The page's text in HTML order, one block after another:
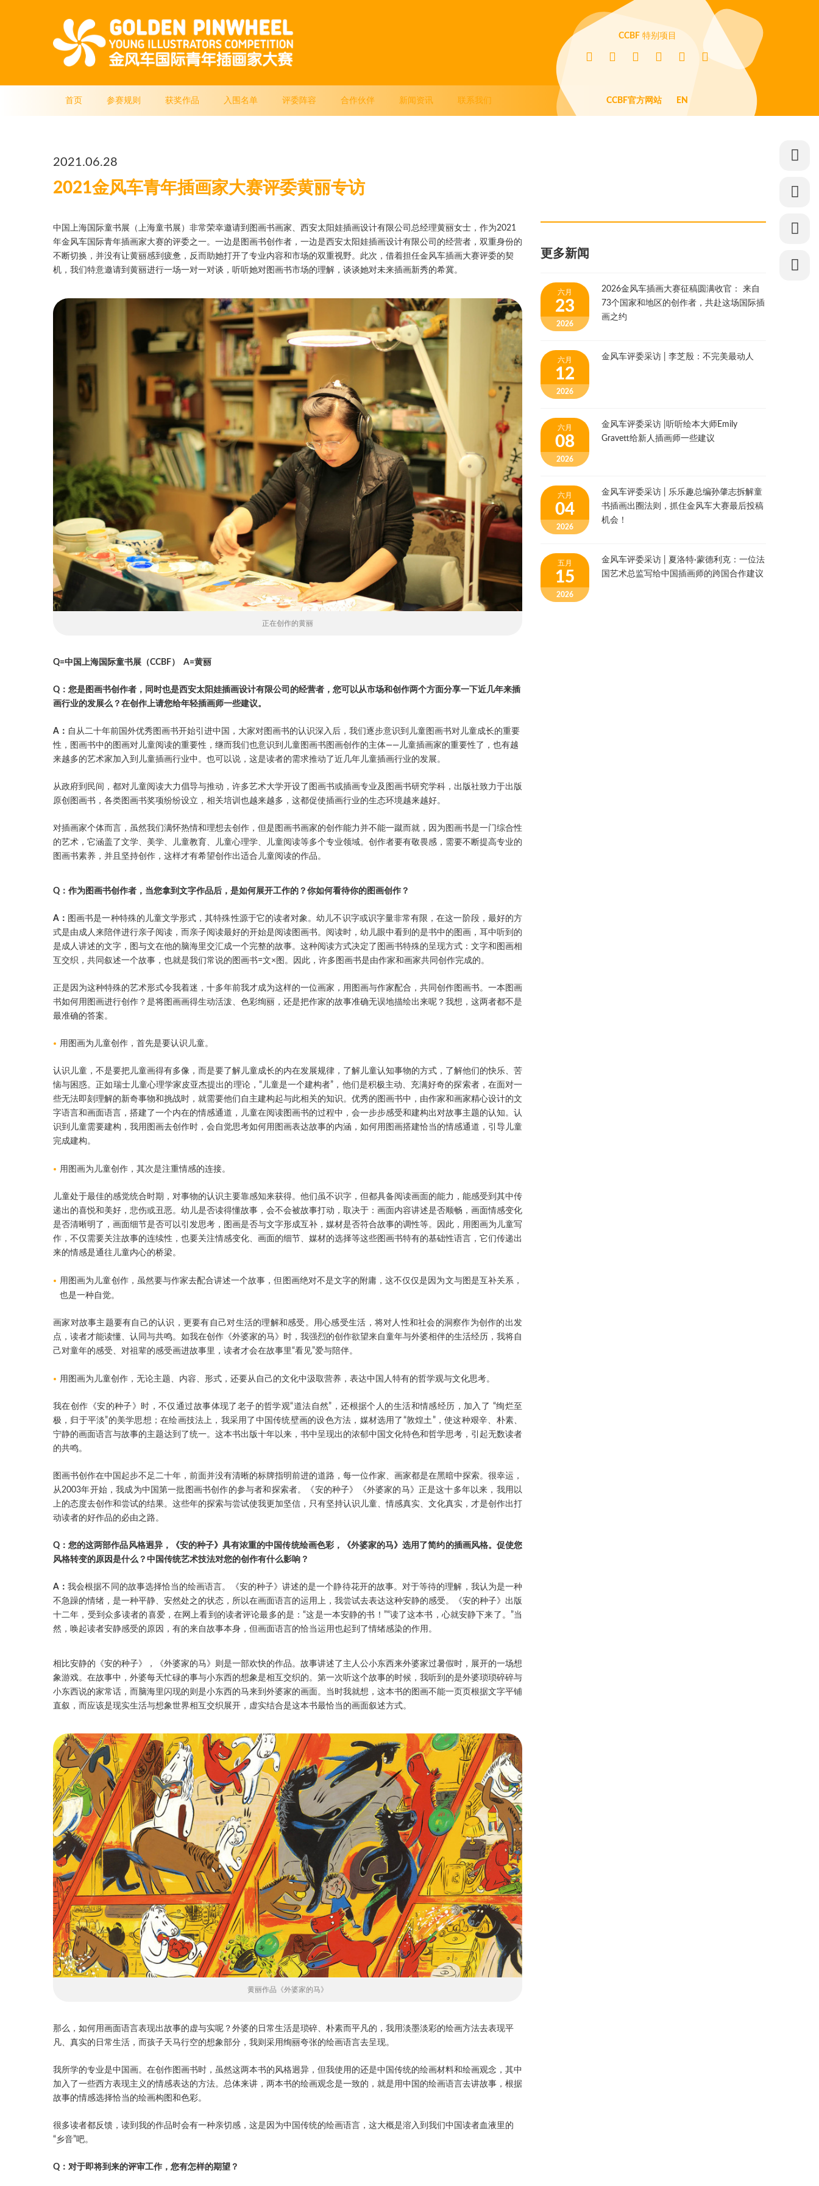
CCBF 特别项目
首页 参赛规则 获奖作品 入围名单 评委阵容 合作伙伴 新闻资讯 联系我们 CCBF官方网站 EN
2021.06.28
2021金风车青年插画家大赛评委黄丽专访
中国上海国际童书展（上海童书展）非常荣幸邀请到图画书画家、西安太阳娃插画设计有限公司总经理黄丽女士，作为2021
年金风车国际青年插画家大赛的评委之一。一边是图画书创作者，一边是西安太阳娃插画设计有限公司的经营者，双重身份的
不断切换，并没有让黄丽感到疲惫，反而助她打开了专业内容和市场的双重视野。此次，借着担任金风车插画大赛评委的契
机，我们特意邀请到黄丽进行一场一对一对谈，听听她对图画书市场的理解，谈谈她对未来插画新秀的希冀。
正在创作的黄丽
Q=中国上海国际童书展（CCBF） A=黄丽
Q：您是图画书创作者，同时也是西安太阳娃插画设计有限公司的经营者，您可以从市场和创作两个方面分享一下近几年来插
画行业的发展么？在创作上请您给年轻插画师一些建议。
A： 自从二十年前国外优秀图画书开始引进中国，大家对图画书的认识深入后，我们逐步意识到儿童图画书对儿童成长的重要
性，图画书中的图画对儿童阅读的重要性，继而我们也意识到儿童图画书图画创作的主体——儿童插画家的重要性了，也有越
来越多的艺术家加入到儿童插画行业中。也可以说，这是读者的需求推动了近几年儿童插画行业的发展。
从政府到民间，都对儿童阅读大力倡导与推动，许多艺术大学开设了图画书或插画专业及图画书研究学科，出版社致力于出版
原创图画书，各类图画书奖项纷纷设立，相关培训也越来越多，这都促使插画行业的生态环境越来越好。
对插画家个体而言，虽然我们满怀热情和理想去创作，但是图画书画家的创作能力并不能一蹴而就，因为图画书是一门综合性
的艺术，它涵盖了文学、美学、儿童教育、儿童心理学、儿童阅读等多个专业领域。创作者要有敬畏感，需要不断提高专业的
图画书素养，并且坚持创作，这样才有希望创作出适合儿童阅读的作品。
Q：作为图画书创作者，当您拿到文字作品后，是如何展开工作的？你如何看待你的图画创作？
A： 图画书是一种特殊的儿童文学形式，其特殊性源于它的读者对象。幼儿不识字或识字量非常有限，在这一阶段，最好的方
式是由成人来陪伴进行亲子阅读，而亲子阅读最好的开始是阅读图画书。阅读时，幼儿眼中看到的是书中的图画，耳中听到的
是成人讲述的文字，图与文在他的脑海里交汇成一个完整的故事。这种阅读方式决定了图画书特殊的呈现方式：文字和图画相
互交织，共同叙述一个故事，也就是我们常说的图画书=文×图。因此，许多图画书是由作家和画家共同创作完成的。
正是因为这种特殊的艺术形式令我着迷，十多年前我才成为这样的一位画家，用图画与作家配合，共同创作图画书。一本图画
书如何用图画进行创作？是将图画画得生动活泼、色彩绚丽，还是把作家的故事准确无误地描绘出来呢？我想，这两者都不是
最准确的答案。
用图画为儿童创作，首先是要认识儿童。
认识儿童，不是要把儿童画得有多像，而是要了解儿童成长的内在发展规律，了解儿童认知事物的方式，了解他们的快乐、苦
恼与困惑。正如瑞士儿童心理学家皮亚杰提出的理论，“儿童是一个建构者”，他们是积极主动、充满好奇的探索者，在面对一
些无法即刻理解的新奇事物和挑战时，就需要他们自主建构起与此相关的知识。优秀的图画书中，由作家和画家精心设计的文
字语言和画面语言，搭建了一个内在的情感通道，儿童在阅读图画书的过程中，会一步步感受和建构出对故事主题的认知。认
识到儿童需要建构，我用图画去创作时，会自觉思考如何用图画表达故事的内涵，如何用图画搭建恰当的情感通道，引导儿童
完成建构。
用图画为儿童创作，其次是注重情感的连接。
儿童处于最佳的感觉统合时期，对事物的认识主要靠感知来获得。他们虽不识字，但都具备阅读画面的能力，能感受到其中传
递出的喜悦和美好，悲伤或丑恶。幼儿是否读得懂故事，会不会被故事打动，取决于：画面内容讲述是否顺畅，画面情感变化
是否清晰明了，画面细节是否可以引发思考，图画是否与文字形成互补，媒材是否符合故事的调性等。因此，用图画为儿童写
作，不仅需要关注故事的连续性，也要关注情感变化、画面的细节、媒材的选择等这些图画书特有的基础性语言，它们传递出
来的情感是通往儿童内心的桥梁。
用图画为儿童创作，虽然要与作家去配合讲述一个故事，但图画绝对不是文字的附庸，这不仅仅是因为文与图是互补关系，
也是一种自觉。
画家对故事主题要有自己的认识，更要有自己对生活的理解和感受。用心感受生活，将对人性和社会的洞察作为创作的出发
点，读者才能读懂、认同与共鸣。如我在创作《外婆家的马》时，我强烈的创作欲望来自童年与外婆相伴的生活经历，我将自
己对童年的感受、对祖辈的感受画进故事里，读者才会在故事里“看见”爱与陪伴。
用图画为儿童创作，无论主题、内容、形式，还要从自己的文化中汲取营养，表达中国人特有的哲学观与文化思考。
我在创作《安的种子》时，不仅通过故事体现了老子的哲学观“道法自然”，还根据个人的生活和情感经历，加入了 “绚烂至
极，归于平淡”的美学思想；在绘画技法上，我采用了中国传统壁画的设色方法，媒材选用了“敦煌土”，使这种艰辛、朴素、
宁静的画面语言与故事的主题达到了统一。这本书出版十年以来，书中呈现出的浓郁中国文化特色和哲学思考，引起无数读者
的共鸣。
图画书创作在中国起步不足二十年，前面并没有清晰的标牌指明前进的道路，每一位作家、画家都是在黑暗中探索。很幸运，
从2003年开始，我成为中国第一批图画书创作的参与者和探索者。《安的种子》《外婆家的马》正是这十多年以来，我用以
上的态度去创作和尝试的结果。这些年的探索与尝试使我更加坚信，只有坚持认识儿童、情感真实、文化真实，才是创作出打
动读者的好作品的必由之路。
Q：您的这两部作品风格迥异，《安的种子》具有浓重的中国传统绘画色彩，《外婆家的马》选用了简约的插画风格。促使您
风格转变的原因是什么？中国传统艺术技法对您的创作有什么影响？
A：我会根据不同的故事选择恰当的绘画语言。《安的种子》讲述的是一个静待花开的故事。对于等待的理解，我认为是一种
不急躁的情绪，是一种平静、安然处之的状态，所以在画面语言的运用上，我尝试去表达这种安静的感受。《安的种子》出版
十二年，受到众多读者的喜爱，在网上看到的读者评论最多的是：“这是一本安静的书！”“读了这本书，心就安静下来了。”当
然，唤起读者安静感受的原因，有的来自故事本身，但画面语言的恰当运用也起到了情绪感染的作用。
相比安静的《安的种子》，《外婆家的马》则是一部欢快的作品。故事讲述了主人公小东西来外婆家过暑假时，展开的一场想
象游戏。在故事中，外婆每天忙碌的事与小东西的想象是相互交织的。第一次听这个故事的时候，我听到的是外婆琐琐碎碎与
小东西说的家常话，而脑海里闪现的则是小东西的马来到外婆家的画面。当时我就想，这本书的图画不能一页页根据文字平铺
直叙，而应该是现实生活与想象世界相互交织展开，虚实结合是这本书最恰当的画面叙述方式。
黄丽作品《外婆家的马》
那么，如何用画面语言表现出故事的虚与实呢？外婆的日常生活是琐碎、朴素而平凡的，我用淡墨淡彩的绘画方法去表现平
凡、真实的日常生活，而孩子天马行空的想象部分，我则采用绚丽夸张的绘画语言去呈现。
我所学的专业是中国画。在创作图画书时，虽然这两本书的风格迥异，但我使用的还是中国传统的绘画材料和绘画观念，其中
加入了一些西方表现主义的情感表达的方法。总体来讲，两本书的绘画观念是一致的，就是用中国的绘画语言去讲故事，根据
故事的情感选择恰当的绘画构图和色彩。
很多读者都反馈，读到我的作品时会有一种亲切感，这是因为中国传统的绘画语言，这大概是溶入到我们中国读者血液里的
“乡音”吧。
Q：对于即将到来的评审工作，您有怎样的期望？
更多新闻
六月
23
2026
2026金风车插画大赛征稿圆满收官： 来自
73个国家和地区的创作者，共赴这场国际插
画之约
六月
12
2026
金风车评委采访 | 李芝殷：不完美最动人
六月
08
2026
金风车评委采访 |听听绘本大师Emily
Gravett给新人插画师一些建议
六月
04
2026
金风车评委采访 | 乐乐趣总编孙肇志拆解童
书插画出圈法则，抓住金风车大赛最后投稿
机会！
五月
15
2026
金风车评委采访 | 夏洛特·蒙德利克：一位法
国艺术总监写给中国插画师的跨国合作建议